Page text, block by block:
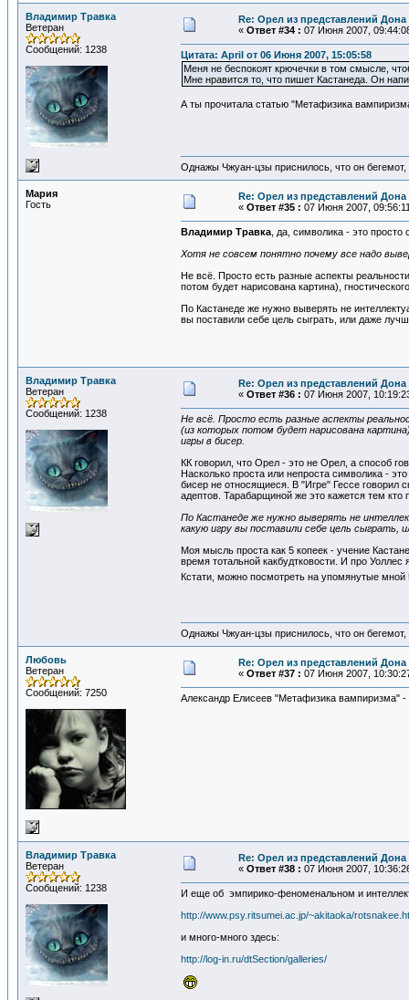
Владимир Травка
Ветеран
Сообщений: 1238
Re: Орел из представлений Дона
« Ответ #34 : 07 Июня 2007,
Цитата: April от 06 Июня 2007, 15:05:58
Меня не беспокоят крючечки в том смысле,
Мне нравится то, что пишет Кастанеда. Он
А ты прочитала статью "Метафизика
Однажы Чжуан-цзы приснилось, что он
Мария
Гость
Re: Орел из представлений Дона
« Ответ #35 : 07 Июня 2007,
Владимир Травка , да, символика - это просто
Хотя не совсем понятно почему все надо
Не всё. Просто есть разные аспекты
потом будет нарисована картина),
По Кастанеде же нужно выверять не
вы поставили себе цель сыграть, или даже
Владимир Травка
Ветеран
Сообщений: 1238
Re: Орел из представлений Дона
« Ответ #36 : 07 Июня 2007,
Не всё. Просто есть разные аспекты
(из которых потом будет нарисована
игры в бисер.
КК говорил, что Орел - это не Орел, а способ
Насколько проста или непроста символика -
бисер не относящиеся. В "Игре" Гессе говорил
адептов. Тарабарщиной же это кажется тем
По Кастанеде же нужно выверять не
какую игру вы поставили себе цель сыграть,
Моя мысль проста как 5 копеек - учение
время тотальной какбудтковости. И про
Кстати, можно посмотреть на упомянутые
Однажы Чжуан-цзы приснилось, что он
Любовь
Ветеран
Сообщений: 7250
Re: Орел из представлений Дона
« Ответ #37 : 07 Июня 2007,
Александр Елисеев "Метафизика вампиризма" -
Владимир Травка
Ветеран
Сообщений: 1238
Re: Орел из представлений Дона
« Ответ #38 : 07 Июня 2007,
И еще об эмпирико-феноменальном и
http://www.psy.ritsumei.ac.jp/~akitaoka/
и много-много здесь:
http://log-in.ru/dtSection/galleries/